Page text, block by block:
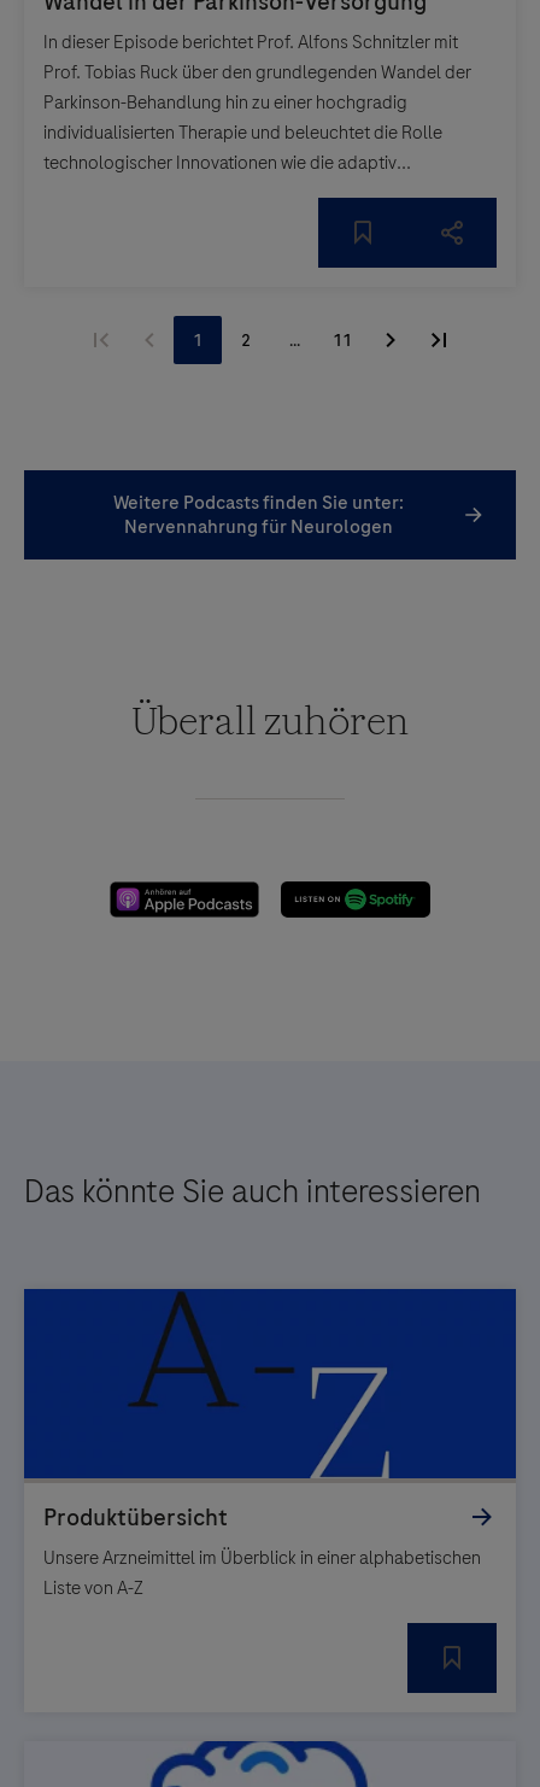
Weitere Podcasts finden Sie unter:
Nervennahrung für Neurologen
Überall zuhören
Das könnte Sie auch interessieren
Unsere Arzneimittel im Überblick in einer alphabetischen
Liste von A-Z